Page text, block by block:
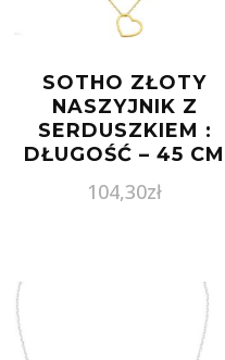
SOTHO ZŁOTY
NASZYJNIK Z
SERDUSZKIEM :
DŁUGOŚĆ – 45 CM
104,30zł